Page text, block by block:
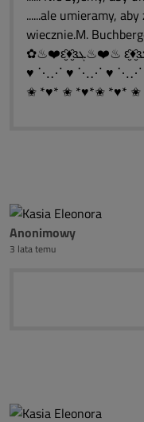
......ale umieramy, aby
wiecznie.M.
♥ ⋱⋰ ♥ ⋱⋰ ♥
✬ *♥* ✬ *♥*✬ *♥*
Anonimowy
3 lata temu